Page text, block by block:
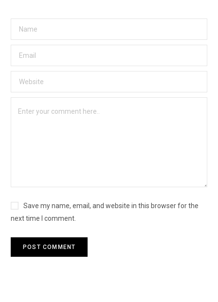
Save my name, email, and website in this browser for the
next time I comment.